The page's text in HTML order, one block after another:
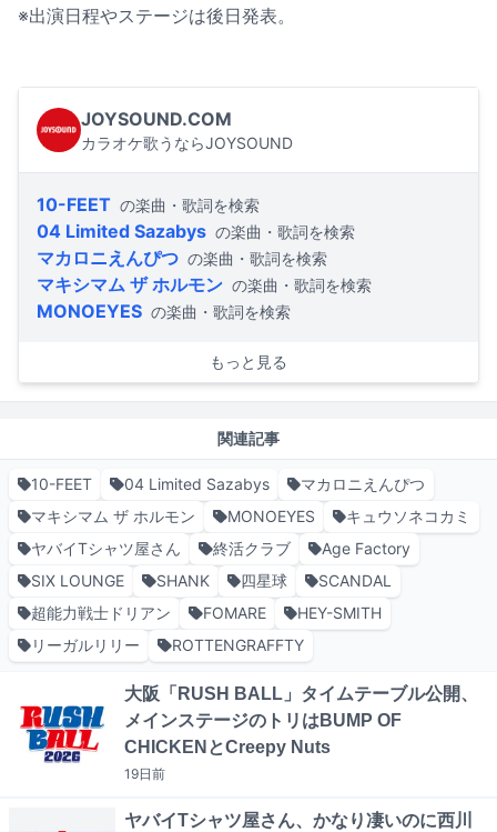
※出演日程やステージは後日発表。
JOYSOUND.COM
カラオケ歌うならJOYSOUND
10-FEET の楽曲・歌詞を検索
04 Limited Sazabys の楽曲・歌詞を検索
マカロニえんぴつ の楽曲・歌詞を検索
マキシマム ザ ホルモン の楽曲・歌詞を検索
MONOEYES の楽曲・歌詞を検索
もっと見る
関連記事
10-FEET 04 Limited Sazabys
マカロニえんぴつ
マキシマム ザ ホルモン
MONOEYES
キュウソネコカミ
ヤバイTシャツ屋さん
終活クラブ
Age Factory
SIX LOUNGE
SHANK 四星球
SCANDAL
超能力戦士ドリアン
FOMARE
HEY-SMITH
リーガルリリー
ROTTENGRAFFTY
大阪「RUSH BALL」タイムテーブル公開、
メインステージのトリはBUMP OF
CHICKENとCreepy Nuts
19日前
ヤバイTシャツ屋さん、かなり凄いのに西川